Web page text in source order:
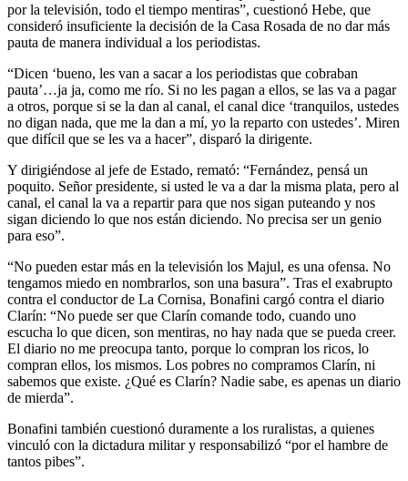
por la televisión, todo el tiempo mentiras”, cuestionó Hebe, que
consideró insuficiente la decisión de la Casa Rosada de no dar más
pauta de manera individual a los periodistas.
“Dicen ‘bueno, les van a sacar a los periodistas que cobraban
pauta’…ja ja, como me río. Si no les pagan a ellos, se las va a pagar
a otros, porque si se la dan al canal, el canal dice ‘tranquilos, ustedes
no digan nada, que me la dan a mí, yo la reparto con ustedes’. Miren
que difícil que se les va a hacer”, disparó la dirigente.
Y dirigiéndose al jefe de Estado, remató: “Fernández, pensá un
poquito. Señor presidente, si usted le va a dar la misma plata, pero al
canal, el canal la va a repartir para que nos sigan puteando y nos
sigan diciendo lo que nos están diciendo. No precisa ser un genio
para eso”.
“No pueden estar más en la televisión los Majul, es una ofensa. No
tengamos miedo en nombrarlos, son una basura”. Tras el exabrupto
contra el conductor de La Cornisa, Bonafini cargó contra el diario
Clarín: “No puede ser que Clarín comande todo, cuando uno
escucha lo que dicen, son mentiras, no hay nada que se pueda creer.
El diario no me preocupa tanto, porque lo compran los ricos, lo
compran ellos, los mismos. Los pobres no compramos Clarín, ni
sabemos que existe. ¿Qué es Clarín? Nadie sabe, es apenas un diario
de mierda”.
Bonafini también cuestionó duramente a los ruralistas, a quienes
vinculó con la dictadura militar y responsabilizó “por el hambre de
tantos pibes”.